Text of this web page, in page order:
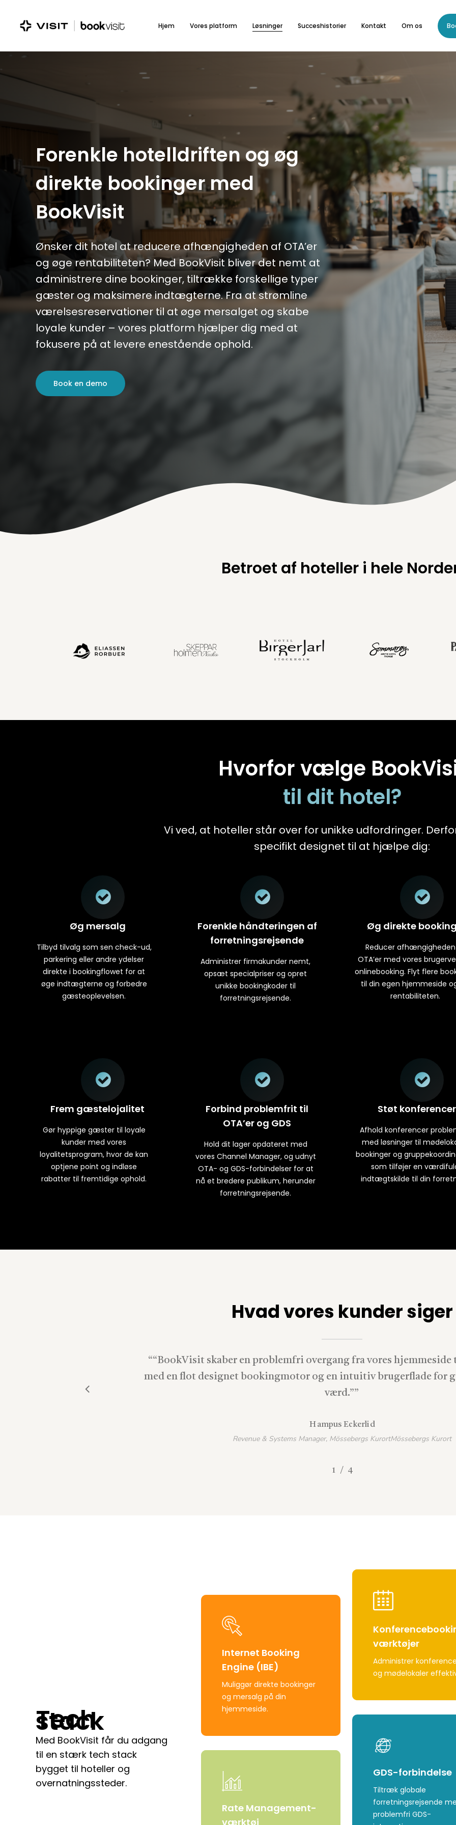
Hjem Vores platform Løsninger Succeshistorier Kontakt Om os
Forenkle hotelldriften og øg
direkte bookinger med
BookVisit
Ønsker dit hotel at reducere afhængigheden af OTA’er
og øge rentabiliteten? Med BookVisit bliver det nemt at
administrere dine bookinger, tiltrække forskellige typer
gæster og maksimere indtægterne. Fra at strømline
værelsesreservationer til at øge mersalget og skabe
loyale kunder – vores platform hjælper dig med at
fokusere på at levere enestående ophold.
Book en demo
Betroet af hoteller i hele
Hvorfor vælge
til dit hotel?
Vi ved, at hoteller står over for unikke udfordringer.
specifikt designet til at hjælpe dig:
Øg mersalg
Tilbyd tilvalg som sen check-ud,
parkering eller andre ydelser
direkte i bookingflowet for at
øge indtægterne og forbedre
gæsteoplevelsen.
Forenkle håndteringen af
forretningsrejsende
Administrer firmakunder nemt,
opsæt specialpriser og opret
unikke bookingkoder til
forretningsrejsende.
Øg direkte
Reducer
OTA’er med vores
onlinebooking. Flyt flere
til din egen hjemmeside
rentabiliteten.
Frem gæstelojalitet
Gør hyppige gæster til loyale
kunder med vores
loyalitetsprogram, hvor de kan
optjene point og indløse
rabatter til fremtidige ophold.
Forbind problemfrit til
OTA’er og GDS
Hold dit lager opdateret med
vores Channel Manager, og udnyt
OTA- og GDS-forbindelser for at
nå et bredere publikum, herunder
forretningsrejsende.
Støt konferencer
Afhold konferencer
med løsninger til
bookinger og
som tilføjer en
indtægtskilde til din
Hvad vores kunder siger
““BookVisit skaber en problemfri overgang fra vores
med en flot designet bookingmotor og en intuitiv brugerflade for
værd.””
Hampus Eckerlid
Revenue & Systems Manager, Mössebergs KurortMössebergs Kurort
1 2 3
/ 4
Tech
stack
Med BookVisit får du adgang
til en stærk tech stack
bygget til hoteller og
overnatningssteder.
Internet Booking
Engine (IBE)
Muliggør direkte bookinger
og mersalg på din
hjemmeside.
Learn
Rate Management-
værktøj
Learn
værktøjer
Administrer
og mødelokaler
Learn
GDS-forbindelse
Tiltræk globale
forretningsrejsende
problemfri GDS-
Learn